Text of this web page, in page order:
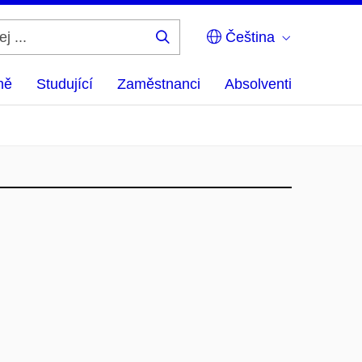
Čeština
Studující Zaměstnanci Absolventi